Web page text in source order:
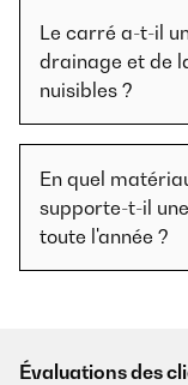
Le carré a-t-il
drainage et de
nuisibles ?
En quel
supporte-t-il
toute l'année ?
Évaluations des